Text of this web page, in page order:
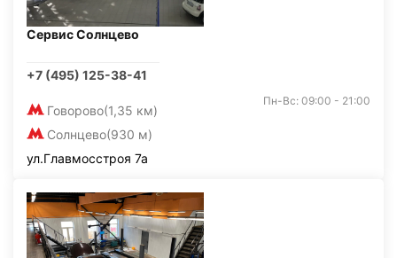
Сервис Солнцево
+7 (495) 125-38-41
Говорово(1,35 км)
Солнцево(930 м)
Пн-Вс: 09:00 - 21:00
ул.Главмосстроя 7а